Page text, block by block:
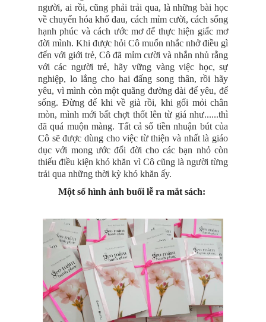
người, ai rồi, cũng phải trải qua, là những bài học
về chuyển hóa khổ đau, cách mỉm cười, cách sống
hạnh phúc và cách ước mơ để thực hiện giấc mơ
đời mình. Khi được hỏi Cô muốn nhắc nhở điều gì
đến với giới trẻ, Cô đã mỉm cười và nhắn nhủ rằng
với các người trẻ, hãy vững vàng việc học, sự
nghiệp, lo lắng cho hai đấng song thân, rồi hãy
yêu, vì mình còn một quãng đường dài để yêu, để
sống. Đừng để khi về già rồi, khi gối mỏi chân
mòn, mình mới bất chợt thốt lên từ giá như......thì
đã quá muộn màng. Tất cả số tiền nhuận bút của
Cô sẽ được dùng cho việc từ thiện và nhất là giáo
dục với mong ước đổi đời cho các bạn nhỏ còn
thiếu điều kiện khó khăn vì Cô cũng là người từng
trải qua những thời kỳ khó khăn ấy.
Một số hình ảnh buổi lễ ra mắt sách: